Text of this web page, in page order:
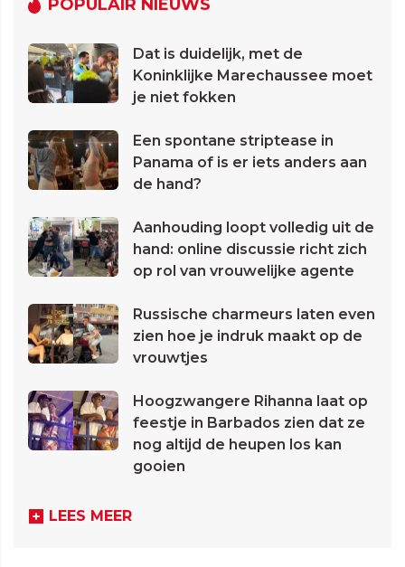
POPULAIR NIEUWS
Dat is duidelijk, met de
Koninklijke Marechaussee moet
je niet fokken
Een spontane striptease in
Panama of is er iets anders aan
de hand?
Aanhouding loopt volledig uit de
hand: online discussie richt zich
op rol van vrouwelijke agente
Russische charmeurs laten even
zien hoe je indruk maakt op de
vrouwtjes
Hoogzwangere Rihanna laat op
feestje in Barbados zien dat ze
nog altijd de heupen los kan
gooien
LEES MEER